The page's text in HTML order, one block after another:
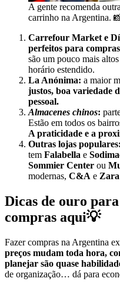
A gente recomenda
carrinho na Argentina.
Carrefour Market e
perfeitos para
são um pouco mais
horário estendido.
La Anónima: a maior
justos, boa variedade
pessoal.
Almacenes chinos:
Estão em todos os
A praticidade e a
Outras lojas populares:
tem Falabella e
Sommier Center ou
modernas, C&A e Zara
Dicas de ouro
compras aqui💡
Fazer compras na Argentina
preços mudam toda hora,
planejar são quase
de organização… dá para